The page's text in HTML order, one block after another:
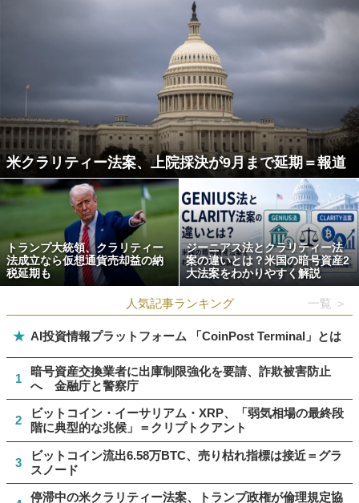
米クラリティー法案、上院採決が9月まで延期＝報道
トランプ大統領、クラリティー
法成立なら仮想通貨売却益の納
税延期も
ジーニアス法とクラリティー法
案の違いとは？米国の暗号資産2
大法案をわかりやすく解説
人気記事ランキング 一覧 ＞
★ AI投資情報プラットフォーム 「CoinPost Terminal」とは
1
暗号資産交換業者に出庫制限強化を要請、詐欺被害防止
へ 金融庁と警察庁
2
ビットコイン・イーサリアム・XRP、「弱気相場の最終段
階に典型的な兆候」＝クリプトクアント
3
ビットコイン流出6.58万BTC、売り枯れ指標は接近＝グラ
スノード
停滞中の米クラリティー法案、トランプ政権が倫理規定協